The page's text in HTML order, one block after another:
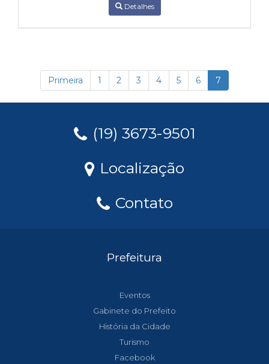
Detalhes
Primeira 1 2 3 4 5 6 7
(19) 3673-9501
Localização
Contato
Prefeitura
Eventos
Gabinete do Prefeito
História da Cidade
Turismo
Facebook